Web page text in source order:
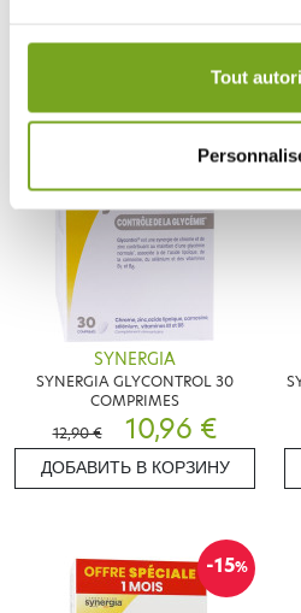
Votre choix de consentement
Tout
ДОБАВИТЬ В КОРЗИНУ
SYNERGIA
SYNERGIA GLYCONTROL 30
COMPRIMES
12,90 €
10,96 €
ДОБАВИТЬ В КОРЗИНУ
-15%